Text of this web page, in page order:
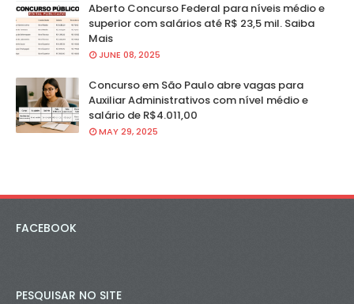
Aberto Concurso Federal para níveis médio e
superior com salários até R$ 23,5 mil. Saiba
Mais
JUNE 08, 2025
Concurso em São Paulo abre vagas para
Auxiliar Administrativos com nível médio e
salário de R$4.011,00
MAY 29, 2025
FACEBOOK
PESQUISAR NO SITE